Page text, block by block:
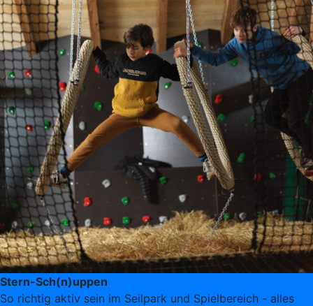
Stern-Sch(n)uppen
So richtig aktiv sein im Seilpark und Spielbereich - alles